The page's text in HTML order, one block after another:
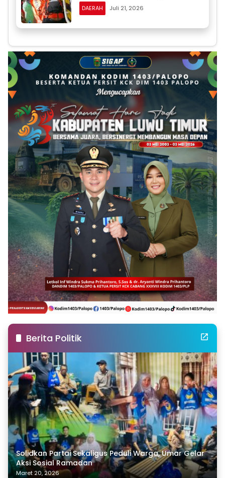
DAERAH Juli 21, 2026
Berita Politik
Solidkan Partai Sekaligus Peduli Warga, Umar Gelar
Aksi Sosial Ramadan
Maret 20, 2026